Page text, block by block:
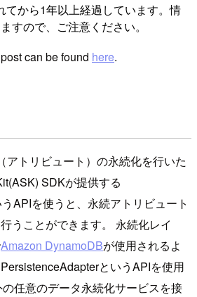
てから1年以上経過しています。情
すので、ご注意ください。
can be found here.
アトリビュート）の永続化を行いた
SDKが提供する
APIを使うと、永続アトリビュート
うことができます。 永続化レイ
Amazon DynamoDBが使用されるよ
というAPIを使用
任意のデータ永続化サービスを接